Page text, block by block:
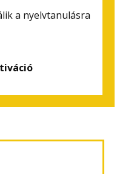
a nyelvtanulásra